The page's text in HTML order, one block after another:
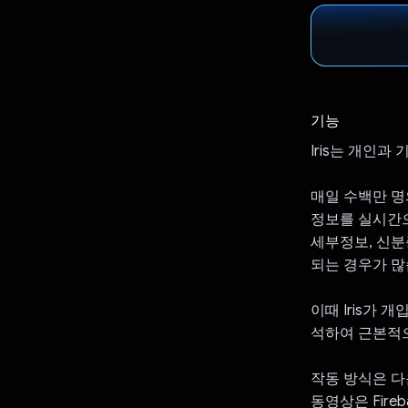
기능
Iris는 개인과
매일 수백만
정보를 실시간
세부정보, 신
되는 경우가
이때 Iris가 개
석하여 근본적
작동 방식은
동영상은